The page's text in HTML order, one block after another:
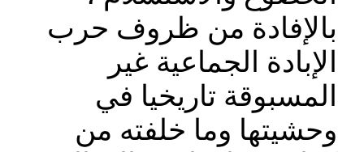
بالإفادة من ظروف حرب
الإبادة الجماعية غير
المسبوقة تاريخيا في
وحشيتها وما خلفته من